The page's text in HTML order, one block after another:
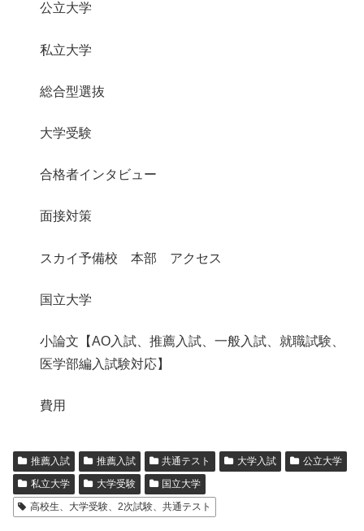
公立大学
私立大学
総合型選抜
大学受験
合格者インタビュー
面接対策
スカイ予備校 本部 アクセス
国立大学
小論文【AO入試、推薦入試、一般入試、就職試験、
医学部編入試験対応】
費用
推薦入試 推薦入試 共通テスト 大学入試
公立大学
私立大学
大学受験
国立大学
高校生、大学受験、2次試験、共通テスト